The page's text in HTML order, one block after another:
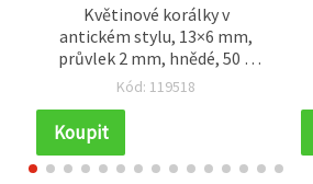
Květinové korálky v
antickém stylu, 13×6 mm,
průvlek 2 mm, hnědé, 50 g
(cca 56 ks)
Kód: 119518
Koupit